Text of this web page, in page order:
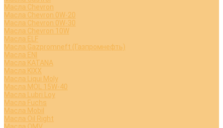
Масла Chevron
Масла Chevron 0W-20
Масла Chevron 0W-30
Масла Chevron 10W
Масла ELF
Масла Gazpromneft (Газпромнефть)
Масла ENI
Масла KATANA
Масла KIXX
Масла Liqui Moly
Масла MOL 15W-40
Масла Lubri Loy
Масла Fuchs
Масла Mobil
Масла Oil Right